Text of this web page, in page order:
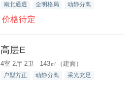
南北通透 全明格局 动静分离
价格待定
高层E
4室 2厅 2卫 143㎡（建面）
户型方正 动静分离 采光充足